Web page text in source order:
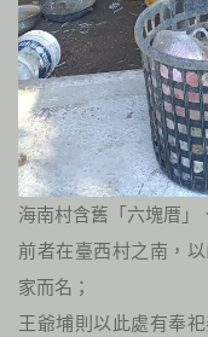
海南村含舊「六塊厝」
前者在臺西村之南，
家而名；
王爺埔則以此處有奉